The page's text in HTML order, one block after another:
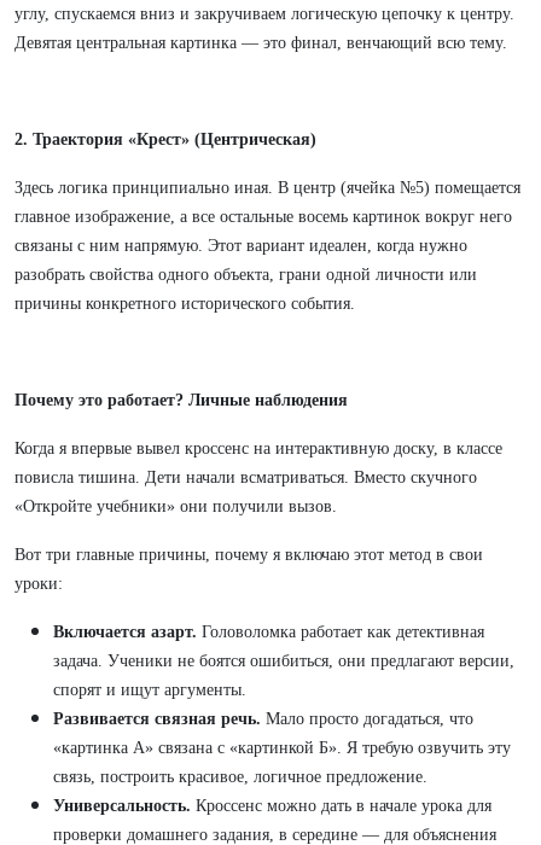
углу, спускаемся вниз и закручиваем логическую цепочку к центру.
Девятая центральная картинка — это финал, венчающий всю тему.
2. Траектория «Крест» (Центрическая)
Здесь логика принципиально иная. В центр (ячейка №5) помещается
главное изображение, а все остальные восемь картинок вокруг него
связаны с ним напрямую. Этот вариант идеален, когда нужно
разобрать свойства одного объекта, грани одной личности или
причины конкретного исторического события.
Почему это работает? Личные наблюдения
Когда я впервые вывел кроссенс на интерактивную доску, в классе
повисла тишина. Дети начали всматриваться. Вместо скучного
«Откройте учебники» они получили вызов.
Вот три главные причины, почему я включаю этот метод в свои
уроки:
Включается азарт. Головоломка работает как детективная
задача. Ученики не боятся ошибиться, они предлагают версии,
спорят и ищут аргументы.
Развивается связная речь. Мало просто догадаться, что
«картинка А» связана с «картинкой Б». Я требую озвучить эту
связь, построить красивое, логичное предложение.
Универсальность. Кроссенс можно дать в начале урока для
проверки домашнего задания, в середине — для объяснения